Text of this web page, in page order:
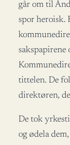
går om til
spor heroisk.
sakspapirene
tittelen. De
direktøren,
De tok
og ødela